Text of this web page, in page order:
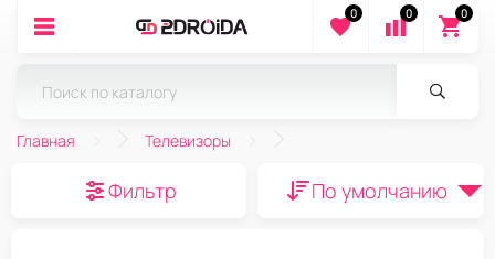
0 0 0
Главная Телевизоры
Фильтр По умолчанию